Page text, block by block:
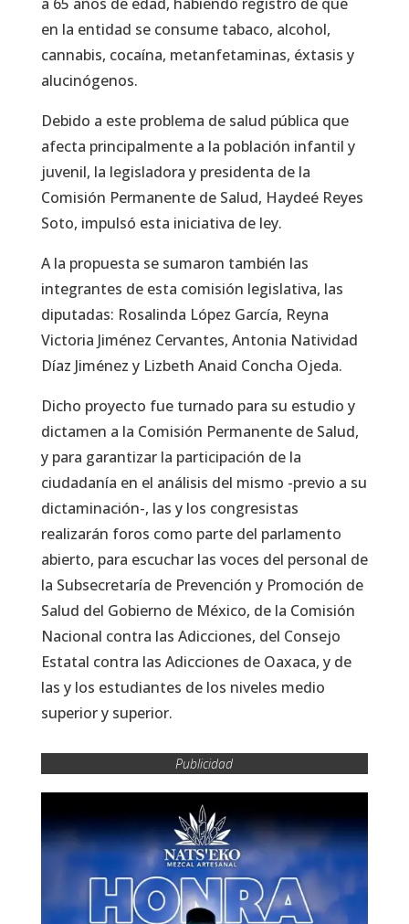
en la entidad se consume tabaco, alcohol,
cannabis, cocaína, metanfetaminas, éxtasis y
alucinógenos.
Debido a este problema de salud pública que
afecta principalmente a la población infantil y
juvenil, la legisladora y presidenta de la
Comisión Permanente de Salud, Haydeé Reyes
Soto, impulsó esta iniciativa de ley.
A la propuesta se sumaron también las
integrantes de esta comisión legislativa, las
diputadas: Rosalinda López García, Reyna
Victoria Jiménez Cervantes, Antonia Natividad
Díaz Jiménez y Lizbeth Anaid Concha Ojeda.
Dicho proyecto fue turnado para su estudio y
dictamen a la Comisión Permanente de Salud,
y para garantizar la participación de la
ciudadanía en el análisis del mismo -previo a su
dictaminación-, las y los congresistas
realizarán foros como parte del parlamento
abierto, para escuchar las voces del personal de
la Subsecretaría de Prevención y Promoción de
Salud del Gobierno de México, de la Comisión
Nacional contra las Adicciones, del Consejo
Estatal contra las Adicciones de Oaxaca, y de
las y los estudiantes de los niveles medio
superior y superior.
Publicidad